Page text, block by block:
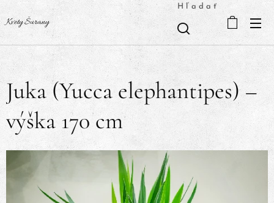
Kvety Šurany
Hľadať
Juka (Yucca elephantipes) –
výška 170 cm